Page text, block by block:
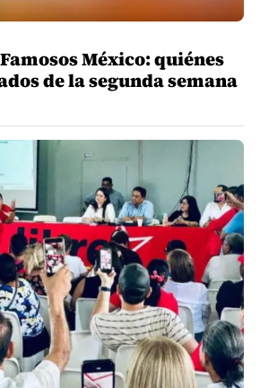
México: quiénes
de la segunda semana